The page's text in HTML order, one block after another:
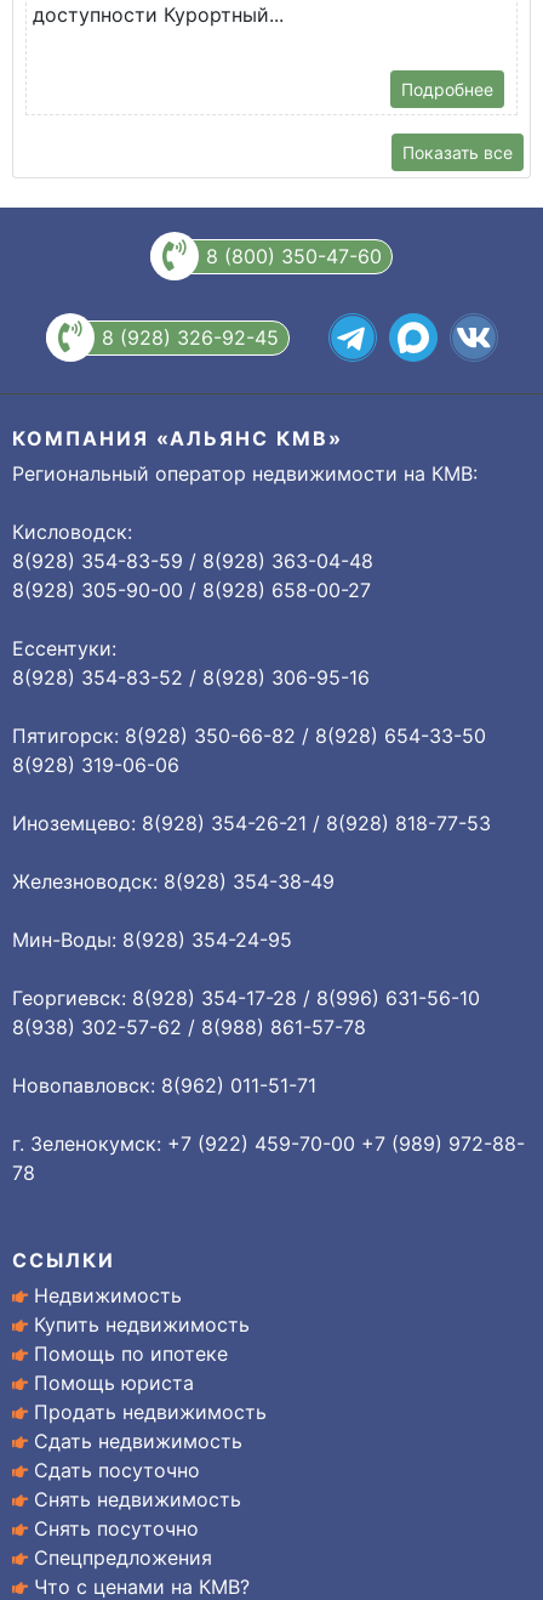
доступности Курортный...
Подробнее
Показать все
8 (800) 350-47-60
8 (928) 326-92-45
КОМПАНИЯ «АЛЬЯНС КМВ»
Региональный оператор недвижимости на КМВ:
Кисловодск:
8(928) 354-83-59 / 8(928) 363-04-48
8(928) 305-90-00 / 8(928) 658-00-27
Ессентуки:
8(928) 354-83-52 / 8(928) 306-95-16
Пятигорск: 8(928) 350-66-82 / 8(928) 654-33-50
8(928) 319-06-06
Иноземцево: 8(928) 354-26-21 / 8(928) 818-77-53
Железноводск: 8(928) 354-38-49
Мин-Воды: 8(928) 354-24-95
Георгиевск: 8(928) 354-17-28 / 8(996) 631-56-10
8(938) 302-57-62 / 8(988) 861-57-78
Новопавловск: 8(962) 011-51-71
г. Зеленокумск: +7 (922) 459-70-00 +7 (989) 972-88-
78
ССЫЛКИ
Недвижимость
Купить недвижимость
Помощь по ипотеке
Помощь юриста
Продать недвижимость
Сдать недвижимость
Сдать посуточно
Снять недвижимость
Снять посуточно
Спецпредложения
Что с ценами на КМВ?